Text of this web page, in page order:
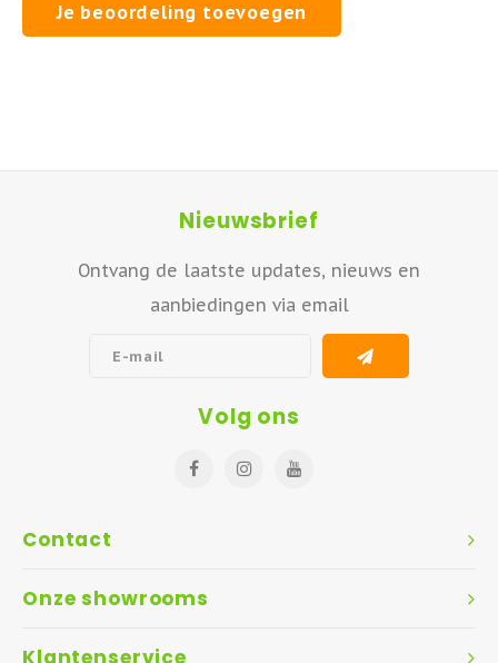
Je beoordeling toevoegen
Contact
Nieuwsbrief
Ontvang de laatste updates, nieuws en
aanbiedingen via email
Volg ons
Onze showrooms